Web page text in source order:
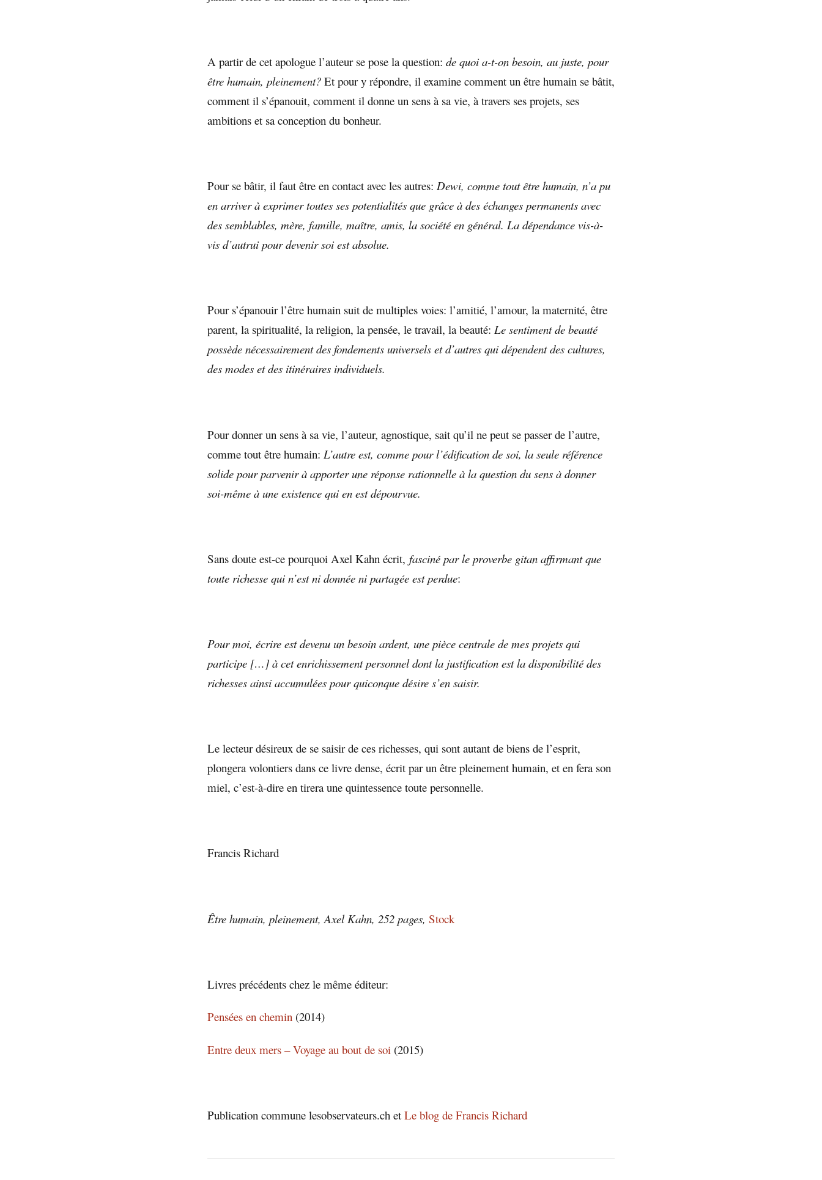
A partir de cet apologue l’auteur se pose la question: de quoi a-t-on besoin, au juste, pour
être humain, pleinement? Et pour y répondre, il examine comment un être humain se bâtit,
comment il s’épanouit, comment il donne un sens à sa vie, à travers ses projets, ses
ambitions et sa conception du bonheur.
Pour se bâtir, il faut être en contact avec les autres: Dewi, comme tout être humain, n’a pu
en arriver à exprimer toutes ses potentialités que grâce à des échanges permanents avec
des semblables, mère, famille, maître, amis, la société en général. La dépendance vis-à-
vis d’autrui pour devenir soi est absolue.
Pour s’épanouir l’être humain suit de multiples voies: l’amitié, l’amour, la maternité, être
parent, la spiritualité, la religion, la pensée, le travail, la beauté: Le sentiment de beauté
possède nécessairement des fondements universels et d’autres qui dépendent des cultures,
des modes et des itinéraires individuels.
Pour donner un sens à sa vie, l’auteur, agnostique, sait qu’il ne peut se passer de l’autre,
comme tout être humain: L’autre est, comme pour l’édification de soi, la seule référence
solide pour parvenir à apporter une réponse rationnelle à la question du sens à donner
soi-même à une existence qui en est dépourvue.
Sans doute est-ce pourquoi Axel Kahn écrit, fasciné par le proverbe gitan affirmant que
toute richesse qui n’est ni donnée ni partagée est perdue:
Pour moi, écrire est devenu un besoin ardent, une pièce centrale de mes projets qui
participe […] à cet enrichissement personnel dont la justification est la disponibilité des
richesses ainsi accumulées pour quiconque désire s’en saisir.
Le lecteur désireux de se saisir de ces richesses, qui sont autant de biens de l’esprit,
plongera volontiers dans ce livre dense, écrit par un être pleinement humain, et en fera son
miel, c’est-à-dire en tirera une quintessence toute personnelle.
Francis Richard
Être humain, pleinement, Axel Kahn, 252 pages, Stock
Livres précédents chez le même éditeur:
Pensées en chemin (2014)
Entre deux mers – Voyage au bout de soi (2015)
Publication commune lesobservateurs.ch et Le blog de Francis Richard